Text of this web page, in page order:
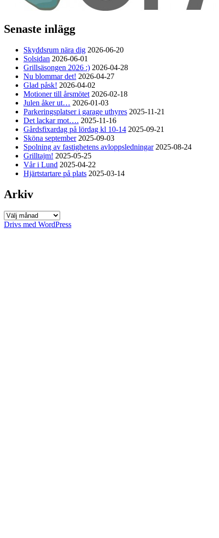
Senaste inlägg
Skyddsrum nära dig 2026-06-20
Solsidan 2026-06-01
Grillsäsongen 2026 :) 2026-04-28
Nu blommar det! 2026-04-27
Glad påsk! 2026-04-02
Motioner till årsmötet 2026-02-18
Julen åker ut… 2026-01-03
Parkeringsplatser i garage uthyres 2025-11-21
Det lackar mot…. 2025-11-16
Gårdsfixardag på lördag kl 10-14 2025-09-21
Sköna september 2025-09-03
Spolning av fastighetens avloppsledningar 2025-08-24
Grilltajm! 2025-05-25
Vår i Lund 2025-04-22
Hjärtstartare på plats 2025-03-14
Arkiv
Arkiv
Drivs med WordPress